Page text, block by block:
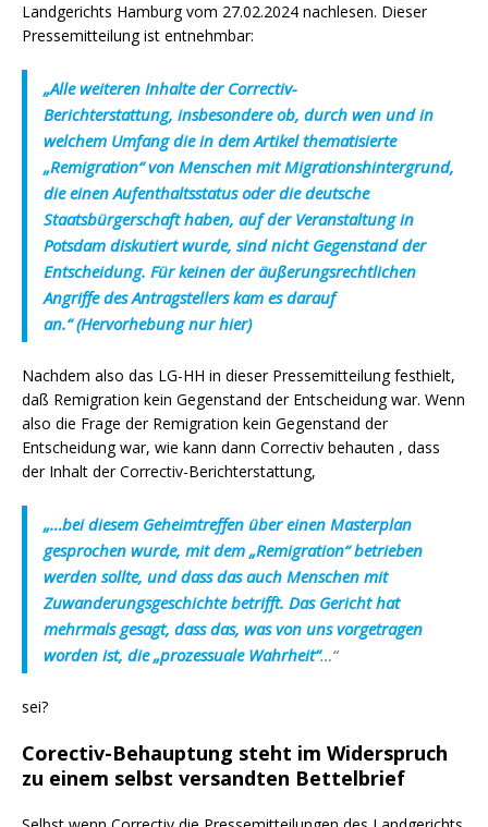
Landgerichts Hamburg vom 27.02.2024 nachlesen. Dieser
Pressemitteilung ist entnehmbar:
„Alle weiteren Inhalte der Correctiv-
Berichterstattung, insbesondere ob, durch wen und in
welchem Umfang die in dem Artikel thematisierte
„Remigration“ von Menschen mit Migrationshintergrund,
die einen Aufenthaltsstatus oder die deutsche
Staatsbürgerschaft haben, auf der Veranstaltung in
Potsdam diskutiert wurde, sind nicht Gegenstand der
Entscheidung. Für keinen der äußerungsrechtlichen
Angriffe des Antragstellers kam es darauf
an.“(Hervorhebung nur hier)
Nachdem also das LG-HH in dieser Pressemitteilung festhielt,
daß Remigration kein Gegenstand der Entscheidung war. Wenn
also die Frage der Remigration kein Gegenstand der
Entscheidung war, wie kann dann Correctiv behauten , dass
der Inhalt der Correctiv-Berichterstattung,
„…bei diesem Geheimtreffen über einen Masterplan
gesprochen wurde, mit dem „Remigration“ betrieben
werden sollte, und dass das auch Menschen mit
Zuwanderungsgeschichte betrifft. Das Gericht hat
mehrmals gesagt, dass das, was von uns vorgetragen
worden ist, die „prozessuale Wahrheit“…“
sei?
Corectiv-Behauptung steht im Widerspruch
zu einem selbst versandten Bettelbrief